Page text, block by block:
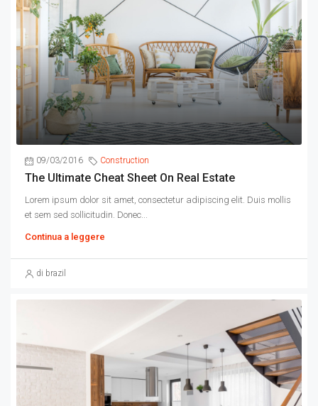
09/03/2016 Construction
The Ultimate Cheat Sheet On Real Estate
Lorem ipsum dolor sit amet, consectetur adipiscing elit. Duis mollis
et sem sed sollicitudin. Donec...
Continua a leggere
di brazil